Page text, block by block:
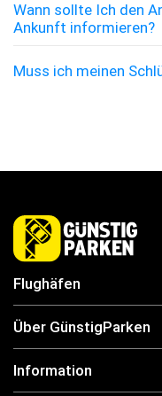
Wann sollte Ich den
Ankunft informieren?
Muss ich meinen
Flughäfen
Über GünstigParken
Information